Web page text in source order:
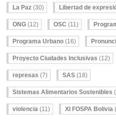
La Paz (30) Libertad de
ONG (12) OSC (11)
Programa Urbano (16)
Proyecto Ciudades Inclusivas (12)
represas (7) SAS (18)
Sistemas Alimentarios Sostenibles
violencia (11) XI FOSPA Bolivia